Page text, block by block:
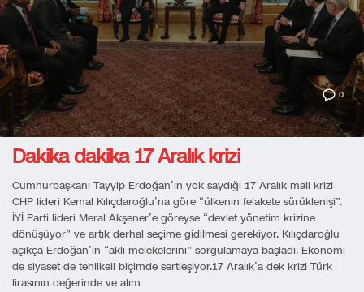
0
Dakika dakika 17 Aralık krizi
Cumhurbaşkanı Tayyip Erdoğan’ın yok saydığı 17 Aralık mali krizi
CHP lideri Kemal Kılıçdaroğlu’na göre “ülkenin felakete sürüklenişi”.
İYİ Parti lideri Meral Akşener’e göreyse “devlet yönetim krizine
dönüşüyor” ve artık derhal seçime gidilmesi gerekiyor. Kılıçdaroğlu
açıkça Erdoğan’ın “akli melekelerini” sorgulamaya başladı. Ekonomi
de siyaset de tehlikeli biçimde sertleşiyor.17 Aralık’a dek krizi Türk
lirasının değerinde ve alım